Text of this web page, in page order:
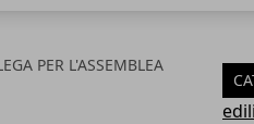
PER L'ASSEMBLEA